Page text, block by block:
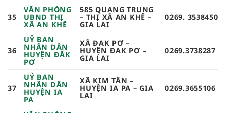
35
VĂN PHÒNG
UBND THỊ
XÃ AN KHÊ
585 QUANG TRUNG
– THỊ XÃ AN KHÊ –
GIA LAI
0269. 3538450
36
UỶ BAN
NHÂN DÂN
HUYỆN ĐĂK
PƠ
XÃ ĐAK PƠ –
HUYỆN ĐAK PƠ –
GIA LAI
0269.3738287
37
UỶ BAN
NHÂN DÂN
HUYỆN IA
PA
XÃ KIM TÂN –
HUYỆN IA PA – GIA
LAI
0269.3655106